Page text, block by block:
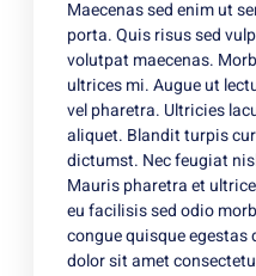
Maecenas sed enim ut
porta. Quis risus sed
volutpat maecenas.
ultrices mi. Augue ut
vel pharetra. Ultricies
aliquet. Blandit turpis
dictumst. Nec feugiat
Mauris pharetra et
eu facilisis sed odio
congue quisque egestas
dolor sit amet